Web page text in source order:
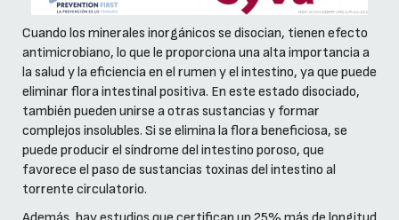
Cuando los minerales inorgánicos se disocian, tienen efecto
antimicrobiano, lo que le proporciona una alta importancia a
la salud y la eficiencia en el rumen y el intestino, ya que puede
eliminar flora intestinal positiva. En este estado disociado,
también pueden unirse a otras sustancias y formar
complejos insolubles. Si se elimina la flora beneficiosa, se
puede producir el síndrome del intestino poroso, que
favorece el paso de sustancias toxinas del intestino al
torrente circulatorio.